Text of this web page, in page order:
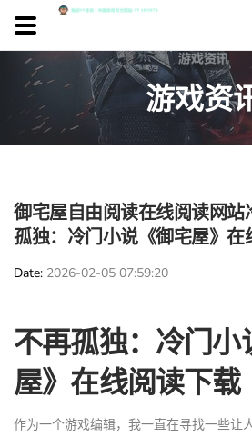
游戏资
御宅屋自由阅读在线阅读网
孤独：冷门小说《御宅屋》在
Date 2026-02-05 07:59:20
不再孤独：冷门小
屋》在线阅读下载
作为一个游戏编辑，我一直在寻找一些让